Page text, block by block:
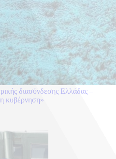
διασύνδεσης Ελλάδας –
κυβέρνηση»